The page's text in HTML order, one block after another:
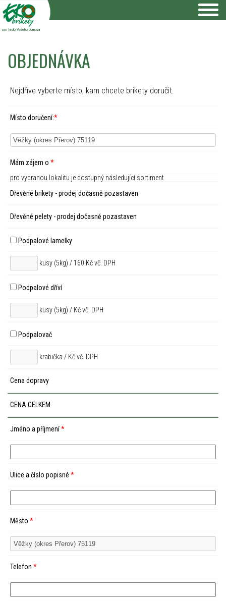
pro teplo Vašeho domova
OBJEDNÁVKA
Nejdříve vyberte místo, kam chcete brikety doručit.
Místo doručení:*
Mám zájem o *
pro vybranou lokalitu je dostupný následující sortiment
Dřevěné brikety - prodej dočasně pozastaven
Dřevěné pelety - prodej dočasně pozastaven
Podpalové lamelky
kusy (5kg) / 160 Kč vč. DPH
Podpalové dříví
kusy (5kg) / Kč vč. DPH
Podpalovač
krabička / Kč vč. DPH
Cena dopravy
CENA CELKEM
Jméno a příjmení*
Ulice a číslo popisné *
Město *
Telefon *